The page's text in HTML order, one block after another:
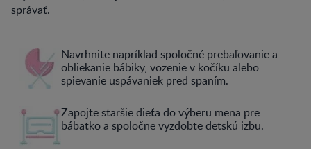
správať.
Navrhnite napríklad spoločné prebaľovanie a
obliekanie bábiky, vozenie v kočíku alebo
spievanie uspávaniek pred spaním.
Zapojte staršie dieťa do výberu mena pre
bábätko a spoločne vyzdobte detskú izbu.